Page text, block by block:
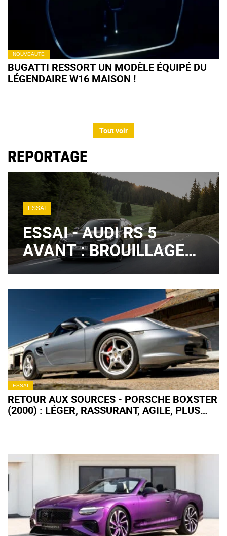
NOUVEAUTÉ
BUGATTI RESSORT UN MODÈLE ÉQUIPÉ DU
LÉGENDAIRE W16 MAISON !
Tout voir
REPORTAGE
ESSAI
ESSAI - AUDI RS 5
AVANT : BROUILLAGE
DE PISTES ?
ESSAI
RETOUR AUX SOURCES - PORSCHE BOXSTER
(2000) : LÉGER, RASSURANT, AGILE, PLUS